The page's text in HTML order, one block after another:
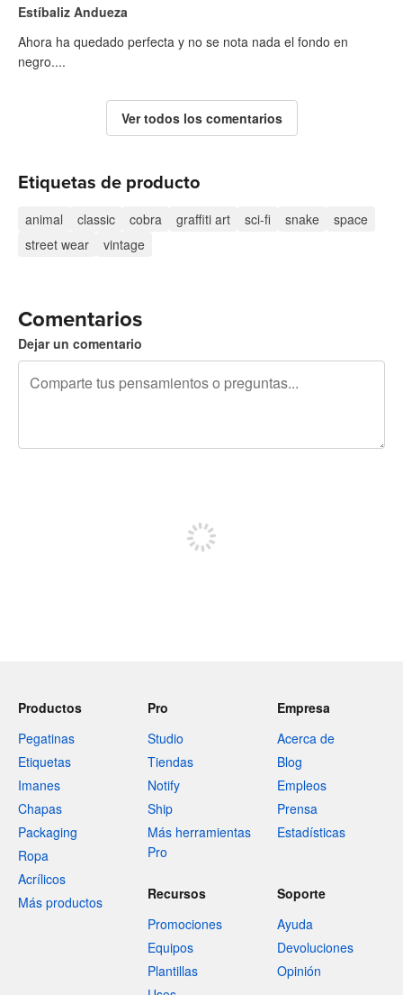
Estíbaliz Andueza
Ahora ha quedado perfecta y no se nota nada el fondo en
negro....
Ver todos los comentarios
Etiquetas de producto
animal classic cobra graffiti art sci-fi snake
space
street wear
vintage
Comentarios
Dejar un comentario
Productos
Pegatinas
Etiquetas
Imanes
Chapas
Packaging
Ropa
Acrílicos
Más productos
Pro
Studio
Tiendas
Notify
Ship
Más herramientas
Pro
Empresa
Acerca de
Blog
Empleos
Prensa
Estadísticas
Recursos
Promociones
Equipos
Plantillas
Soporte
Ayuda
Devoluciones
Opinión